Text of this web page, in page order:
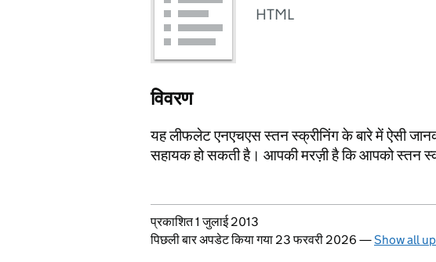
HTML
विवरण
यह लीफलेट एनएचएस स्तन स्क्रीनिंग के बारे में ऐसी
सहायक हो सकती है। आपकी मरज़ी है कि आपको स्तन
Updates to this page
प्रकाशित 1 जुलाई 2013
पिछली बार अपडेट किया गया 23 फरवरी 2026 —Show all